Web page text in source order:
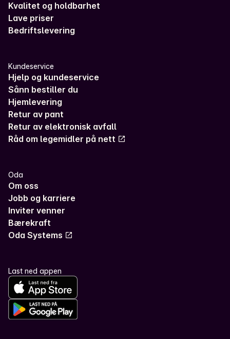
Kvalitet og holdbarhet
Lave priser
Bedriftslevering
Kundeservice
Hjelp og kundeservice
Sånn bestiller du
Hjemlevering
Retur av pant
Retur av elektronisk avfall
Råd om legemidler på nett
Oda
Om oss
Jobb og karriere
Inviter venner
Bærekraft
Oda Systems
Last ned appen